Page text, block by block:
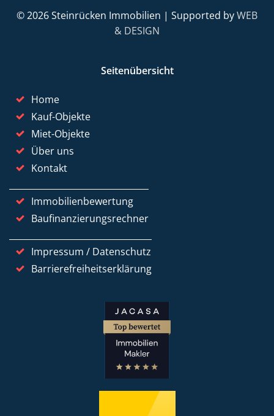
© 2026 Steinrücken Immobilien | Supported byWEB
& DESIGN
Seitenübersicht
Home
Kauf-Objekte
Miet-Objekte
Über uns
Kontakt
Immobilienbewertung
Baufinanzierungsrechner
Impressum / Datenschutz
Barrierefreiheitserklärung